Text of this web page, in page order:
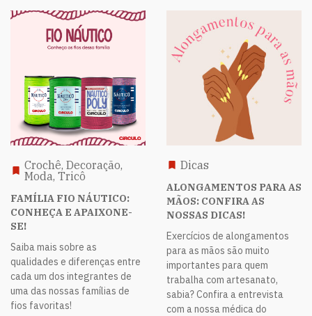
Crochê, Decoração,
Moda, Tricô
FAMÍLIA FIO NÁUTICO:
CONHEÇA E APAIXONE-
SE!
Saiba mais sobre as
qualidades e diferenças entre
cada um dos integrantes de
uma das nossas famílias de
fios favoritas!
Dicas
ALONGAMENTOS PARA AS
MÃOS: CONFIRA AS
NOSSAS DICAS!
Exercícios de alongamentos
para as mãos são muito
importantes para quem
trabalha com artesanato,
sabia? Confira a entrevista
com a nossa médica do